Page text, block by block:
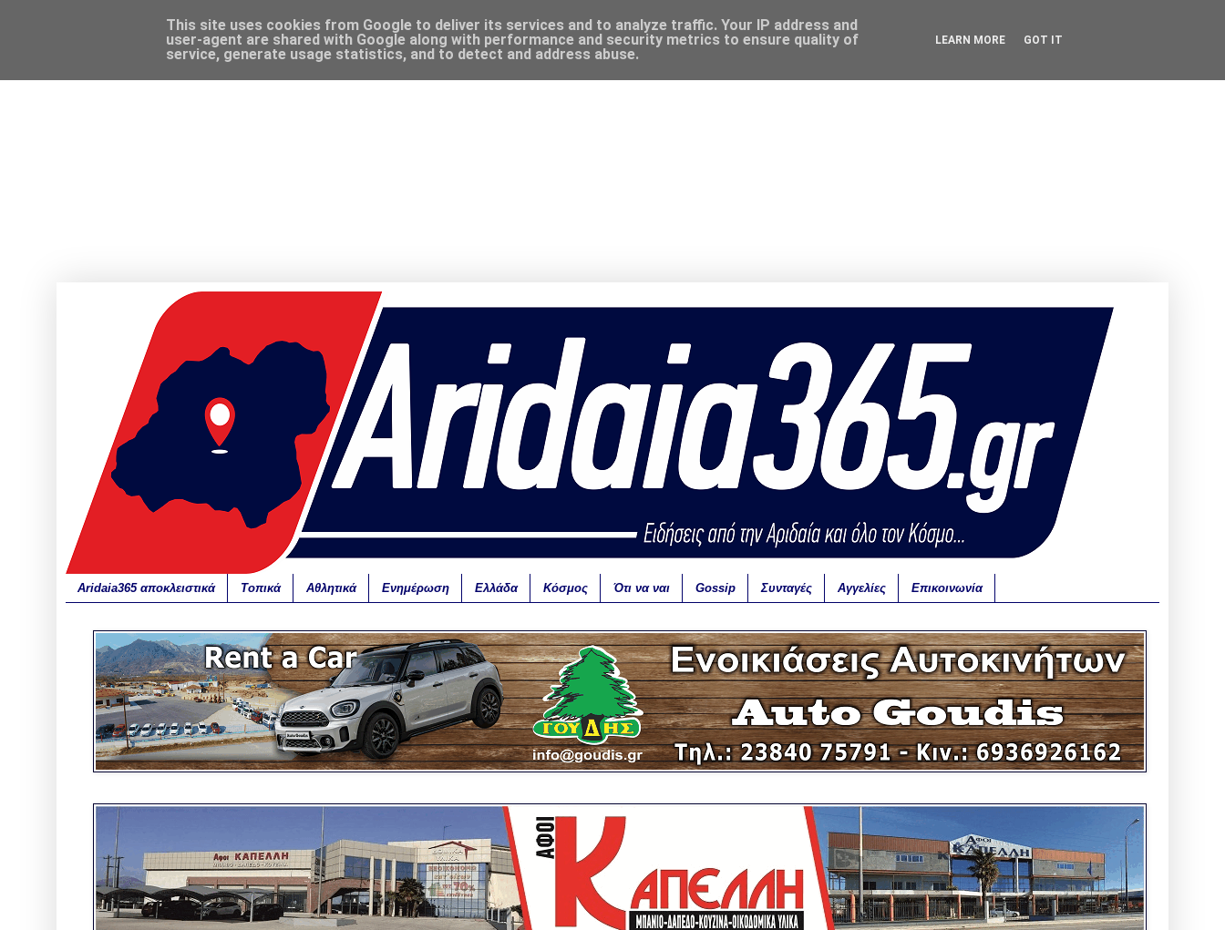
Aridaia365 αποκλειστικά Τοπικά Αθλητικά Ενημέρωση Ελλάδα Κόσμος Ότι να ναι Gossip Συνταγές Αγγελίες Επικοινωνία
This site uses cookies from Google to deliver its services and to analyze traffic. Your IP address and
user-agent are shared with Google along with performance and security metrics to ensure quality of
service, generate usage statistics, and to detect and address abuse.
LEARN MORE GOT IT